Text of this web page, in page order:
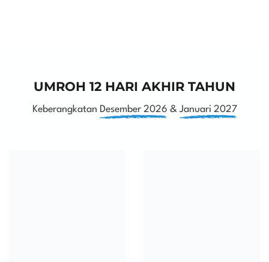
UMROH 12 HARI AKHIR TAHUN
Keberangkatan Desember 2026 & Januari 2027